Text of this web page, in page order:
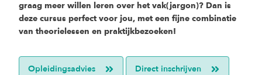
graag meer willen leren over het vak(jargon)? Dan is
deze cursus perfect voor jou, met een fijne combinatie
van theorielessen en praktijkbezoeken!
Opleidingsadvies Direct inschrijven